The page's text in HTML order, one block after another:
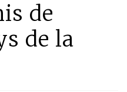
de
de la